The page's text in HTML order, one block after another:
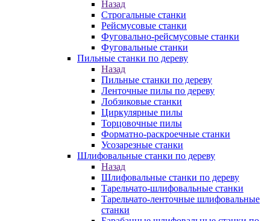
Назад
Строгальные станки
Рейсмусовые станки
Фуговально-рейсмусовые станки
Фуговальные станки
Пильные станки по дереву
Назад
Пильные станки по дереву
Ленточные пилы по дереву
Лобзиковые станки
Циркулярные пилы
Торцовочные пилы
Форматно-раскроечные станки
Усозарезные станки
Шлифовальные станки по дереву
Назад
Шлифовальные станки по дереву
Тарельчато-шлифовальные станки
Тарельчато-ленточные шлифовальные
станки